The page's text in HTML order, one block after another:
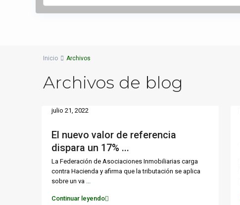
Inicio Archivos
Archivos de blog
El nuevo valor de referencia
dispara un 17% ...
julio 21, 2022
La Federación de Asociaciones Inmobiliarias carga
contra Hacienda y afirma que la tributación se aplica
sobre un va ...
Continuar leyendo